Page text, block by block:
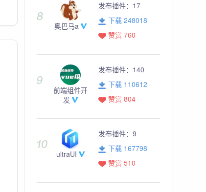
奥巴马a
发布插件： 17
下载 248018
赞赏 760
前端组件开
发
发布插件： 140
下载 110612
赞赏 804
ultraUI
发布插件： 9
下载 167798
赞赏 510